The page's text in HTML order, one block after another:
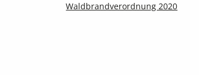
Waldbrandverordnung 2020